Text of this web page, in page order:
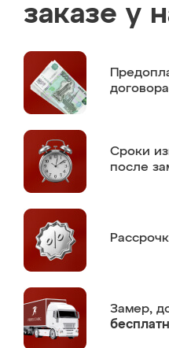
заказе у
договора
Сроки
после
Замер,